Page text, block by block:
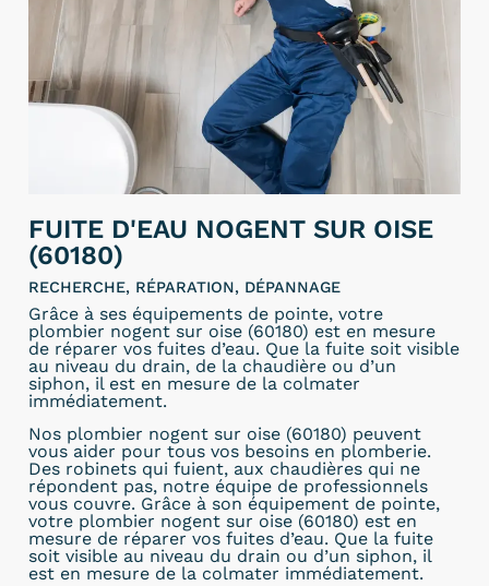
FUITE D'EAU NOGENT SUR OISE
(60180)
RECHERCHE, RÉPARATION, DÉPANNAGE
Grâce à ses équipements de pointe, votre
plombier nogent sur oise (60180) est en mesure
de réparer vos fuites d’eau. Que la fuite soit visible
au niveau du drain, de la chaudière ou d’un
siphon, il est en mesure de la colmater
immédiatement.
Nos plombier nogent sur oise (60180) peuvent
vous aider pour tous vos besoins en plomberie.
Des robinets qui fuient, aux chaudières qui ne
répondent pas, notre équipe de professionnels
vous couvre. Grâce à son équipement de pointe,
votre plombier nogent sur oise (60180) est en
mesure de réparer vos fuites d’eau. Que la fuite
soit visible au niveau du drain ou d’un siphon, il
est en mesure de la colmater immédiatement.